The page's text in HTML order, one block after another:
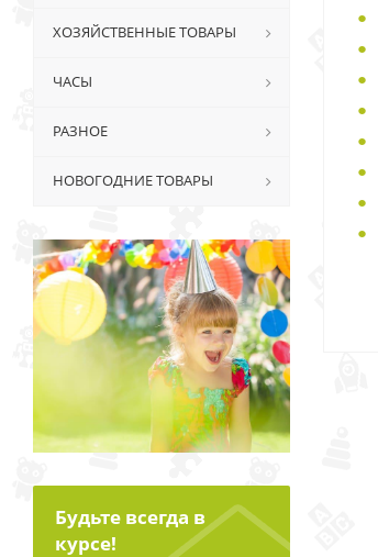
ХОЗЯЙСТВЕННЫЕ ТОВАРЫ
ЧАСЫ
РАЗНОЕ
НОВОГОДНИЕ ТОВАРЫ
Будьте всегда в
курсе!